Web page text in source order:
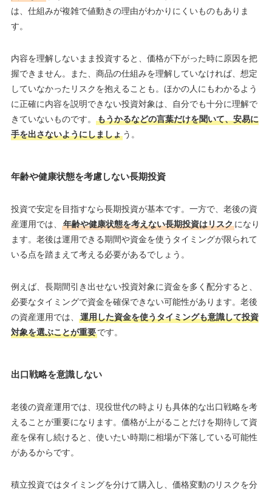
は、仕組みが複雑で値動きの理由がわかりにくいものもありま
す。
内容を理解しないまま投資すると、価格が下がった時に原因を把
握できません。また、商品の仕組みを理解していなければ、想定
していなかったリスクを抱えることも。ほかの人にもわかるよう
に正確に内容を説明できない投資対象は、自分でも十分に理解で
きていないものです。
もうかるなどの言葉だけを聞いて、安易に
手を出さないようにしましょう。
年齢や健康状態を考慮しない長期投資
投資で安定を目指すなら長期投資が基本です。一方で、老後の資
産運用では、
年齢や健康状態を考えない長期投資はリスクになり
ます。老後は運用できる期間や資金を使うタイミングが限られて
いる点を踏まえて考える必要があるでしょう。
例えば、長期間引き出せない投資対象に資金を多く配分すると、
必要なタイミングで資金を確保できない可能性があります。老後
の資産運用では、
運用した資金を使うタイミングも意識して投資
対象を選ぶことが重要です。
出口戦略を意識しない
老後の資産運用では、現役世代の時よりも具体的な出口戦略を考
えることが重要になります。価格が上がることだけを期待して資
産を保有し続けると、使いたい時期に相場が下落している可能性
があるからです。
積立投資ではタイミングを分けて購入し、価格変動のリスクを分